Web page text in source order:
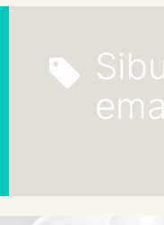
Sibutina